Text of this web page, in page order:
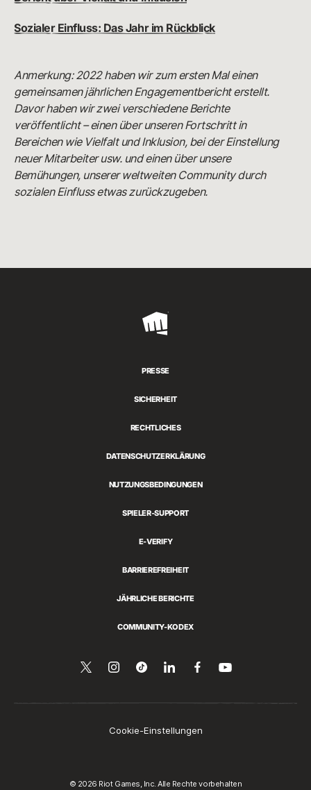
Sozialer Einfluss: Das Jahr im Rückblick
Anmerkung: 2022 haben wir zum ersten Mal einen
gemeinsamen jährlichen Engagementbericht erstellt.
Davor haben wir zwei verschiedene Berichte
veröffentlicht – einen über unseren Fortschritt in
Bereichen wie Vielfalt und Inklusion, bei der Einstellung
neuer Mitarbeiter usw. und einen über unsere
Bemühungen, unserer weltweiten Community durch
sozialen Einfluss etwas zurückzugeben.
Riot
PRESSE
SICHERHEIT
RECHTLICHES
DATENSCHUTZERKLÄRUNG
NUTZUNGSBEDINGUNGEN
SPIELER-SUPPORT
E-VERIFY
BARRIEREFREIHEIT
JÄHRLICHE BERICHTE
COMMUNITY-KODEX
Folge
Follow
Follow
Über
Folge
Auf
Cookie-Einstellungen
© 2026 Riot Games, Inc. Alle Rechte vorbehalten